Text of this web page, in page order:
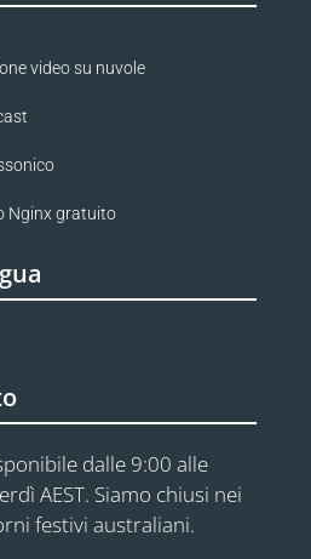
video su nuvole
Nginx gratuito
dalle 9:00 alle
AEST. Siamo chiusi nei
festivi australiani.